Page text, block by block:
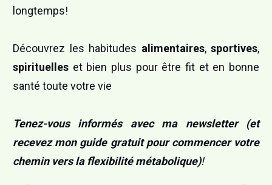
longtemps!
Découvrez les habitudes alimentaires, sportives,
spirituelles et bien plus pour être fit et en bonne
santé toute votre vie
Tenez-vous informés avec ma newsletter (et
recevez mon guide gratuit pour commencer votre
chemin vers la flexibilité métabolique)!